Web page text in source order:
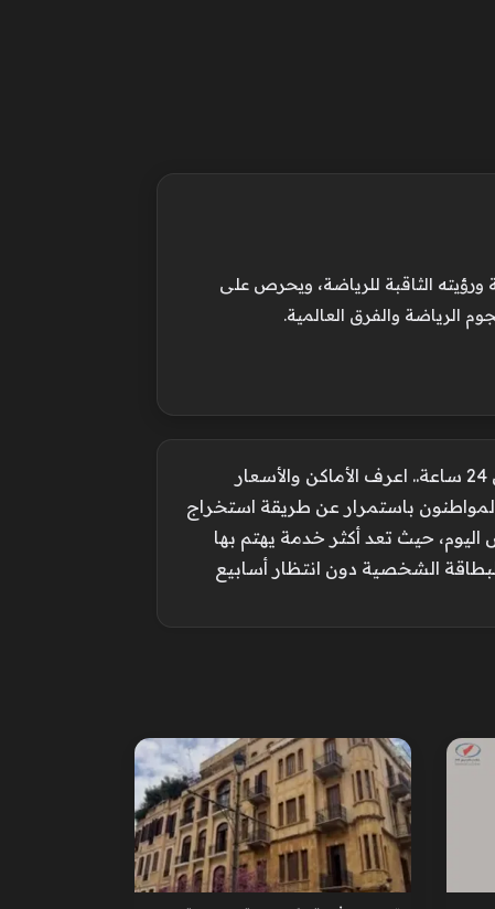
الثاقبة للرياضة، ويحرص على
الرياضة والفرق العالمية.
استخراج بطاقة شخصية في 24 ساعة.. اعرف الأماكن والأسعار
م يبحث المواطنون باستمرار عن طريقة استخراج
حيث تعد أكثر خدمة يهتم بها
الشخصية دون انتظار أسابيع